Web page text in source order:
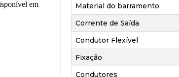
em
Material do barramento
Corrente de Saída
Condutor Flexível
Fixação
Condutores